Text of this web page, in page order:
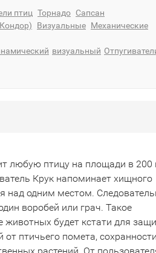
птиц Торнадо Сапсан
Визуальные Механические
визуальный
любую птицу на площади в 200
Крук напоминает хищного
над одним местом.
воробей или грач. Такое
животных будет кстати для
птичьего помета,
растений. От